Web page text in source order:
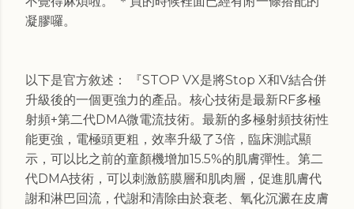
凝膠囉。
以下是官方敘述： 『STOP VX是將Stop X和V結合併
升級後的一個更強力的產品。核心技術是最新RF多極
射頻+第二代DMA微電流技術。最新的多極射頻技術性
能更強，電極頭更粗，效率升級了3倍，臨床測試顯
示，可以比之前的童顏機增加15.5%的肌膚彈性。第二
代DMA技術，可以刺激筋膜層和肌肉層，促進肌膚代
謝和淋巴回流，代謝和清除由於衰老、氧化沉澱在皮膚